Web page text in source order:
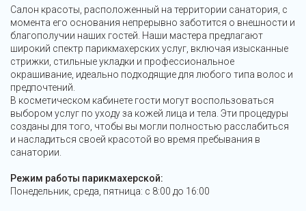
Салон красоты, расположенный на территории санатория, с
момента его основания непрерывно заботится о внешности и
благополучии наших гостей. Наши мастера предлагают
широкий спектр парикмахерских услуг, включая изысканные
стрижки, стильные укладки и профессиональное
окрашивание, идеально подходящие для любого типа волос и
предпочтений.
В косметическом кабинете гости могут воспользоваться
выбором услуг по уходу за кожей лица и тела. Эти процедуры
созданы для того, чтобы вы могли полностью расслабиться
и насладиться своей красотой во время пребывания в
санатории.
Режим работы парикмахерской:
Понедельник, среда, пятница: с 8:00 до 16:00